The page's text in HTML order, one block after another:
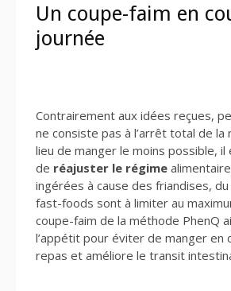
Un coupe-faim en
journée
Contrairement aux idées reçues,
ne consiste pas à l’arrêt total de la
lieu de manger le moins possible,
de réajuster le régime
ingérées à cause des friandises,
fast-foods sont à limiter au
coupe-faim de la méthode PhenQ
l’appétit pour éviter de manger en
repas et améliore le transit